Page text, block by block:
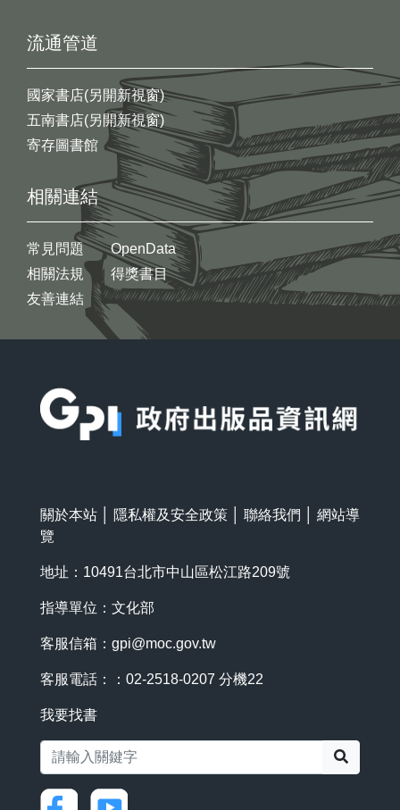
流通管道
國家書店(另開新視窗)
五南書店(另開新視窗)
寄存圖書館
相關連結
常見問題
相關法規
友善連結
OpenData
得獎書目
關於本站 隱私權及安全政策 聯絡我們
網站導
覽
地址：10491台北市中山區松江路209號
指導單位：文化部
客服信箱： gpi@moc.gov.tw
客服電話：：02-2518-0207 分機22
我要找書